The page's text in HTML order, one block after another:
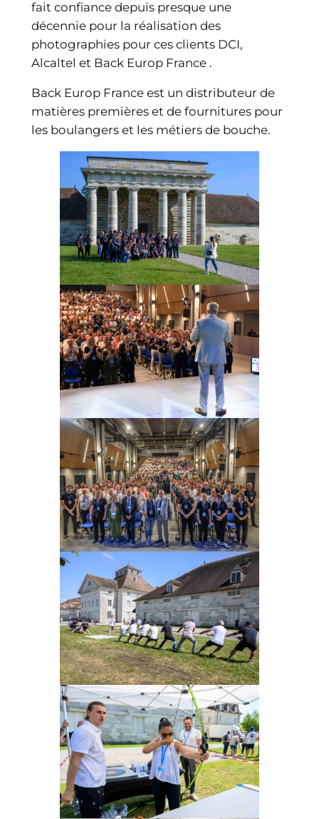
fait confiance depuis presque une
décennie pour la réalisation des
photographies pour ces clients DCI,
Alcaltel et Back Europ France .
Back Europ France est un distributeur de
matières premières et de fournitures pour
les boulangers et les métiers de bouche.